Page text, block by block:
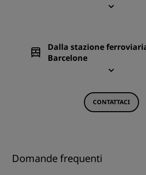
Dalla stazione
Barcelone
CONTATTACI
Domande frequenti